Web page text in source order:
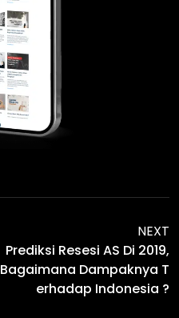
NEXT
Prediksi Resesi AS Di 2019,
Bagaimana Dampaknya T
Erhadap Indonesia ?